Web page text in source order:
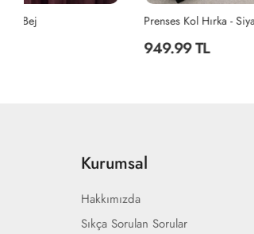
Prenses Kol Hırka - Siyah
Kurumsal
Hakkımızda
Sıkça Sorulan Sorular